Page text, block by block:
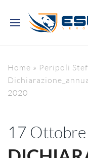
Home » Peripoli
2020
17